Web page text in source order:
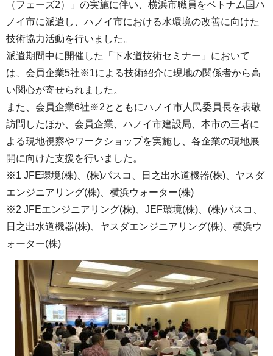
（フェーズ2）」の実施に伴い、横浜市職員をベトナム国ハ
ノイ市に派遣し、ハノイ市における水環境の改善に向けた
技術協力活動を行いました。
派遣期間中に開催した「下水道技術セミナー」において
は、会員企業5社※1による技術紹介に現地の関係者から高
い関心が寄せられました。
また、会員企業6社※2とともにハノイ市人民委員長を表敬
訪問したほか、会員企業、ハノイ市建設局、本市の三者に
よる現地視察やワークショップを実施し、各企業の現地展
開に向けた支援を行いました。
※1 JFE環境(株)、(株)パスコ、日之出水道機器(株)、ヤスダ
エンジニアリング(株)、横浜ウォーター(株)
※2 JFEエンジニアリング(株)、JEF環境(株)、(株)パスコ、
日之出水道機器(株)、ヤスダエンジニアリング(株)、横浜ウ
ォーター(株)